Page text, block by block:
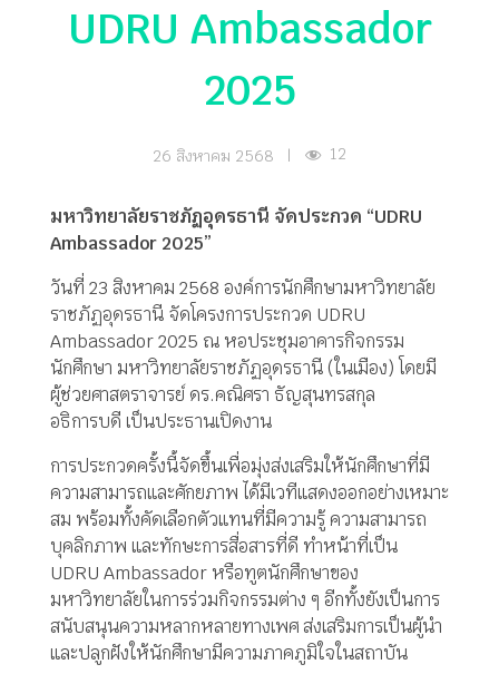
UDRU Ambassador
2025
26 สิงหาคม 2568 | 12
มหาวิทยาลัยราชภัฏอุดรธานี จัดประกวด “UDRU
Ambassador 2025”
วันที่ 23 สิงหาคม 2568 องค์การนักศึกษามหาวิทยาลัย
ราชภัฏอุดรธานี จัดโครงการประกวด UDRU
Ambassador 2025 ณ หอประชุมอาคารกิจกรรม
นักศึกษา มหาวิทยาลัยราชภัฏอุดรธานี (ในเมือง) โดยมี
ผู้ช่วยศาสตราจารย์ ดร.คณิศรา ธัญสุนทรสกุล
อธิการบดี เป็นประธานเปิดงาน
การประกวดครั้งนี้จัดขึ้นเพื่อมุ่งส่งเสริมให้นักศึกษาที่มี
ความสามารถและศักยภาพ ได้มีเวทีแสดงออกอย่างเหมาะ
สม พร้อมทั้งคัดเลือกตัวแทนที่มีความรู้ ความสามารถ
บุคลิกภาพ และทักษะการสื่อสารที่ดี ทำหน้าที่เป็น
UDRU Ambassador หรือทูตนักศึกษาของ
มหาวิทยาลัยในการร่วมกิจกรรมต่าง ๆ อีกทั้งยังเป็นการ
สนับสนุนความหลากหลายทางเพศ ส่งเสริมการเป็นผู้นำ
และปลูกฝังให้นักศึกษามีความภาคภูมิใจในสถาบัน